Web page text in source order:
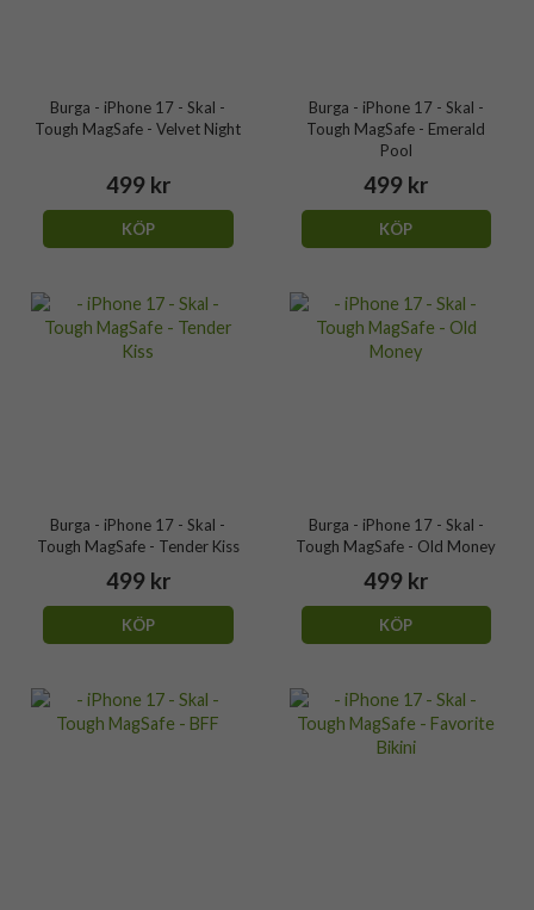
Burga - iPhone 17 - Skal -
Tough MagSafe - Velvet Night
499 kr
KÖP
Burga - iPhone 17 - Skal -
Tough MagSafe - Emerald
Pool
499 kr
KÖP
Burga - iPhone 17 - Skal -
Tough MagSafe - Tender Kiss
499 kr
KÖP
Burga - iPhone 17 - Skal -
Tough MagSafe - Old Money
499 kr
KÖP